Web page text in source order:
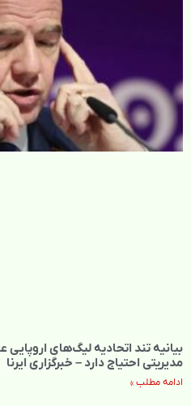
بیانیه تند اتحادیه لیگ‌های اروپایی
مدیریتی احتیاج دارد – خبرگزاری ایرنا
ادامه مطلب »